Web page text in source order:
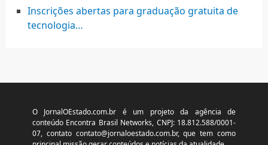
Inscrições abertas para graduação gratuita de
tecnologia…
O JornalOEstado.com.br é um projeto da agência de
conteúdo Encontra Brasil Networks, CNPJ: 18.812.588/0001-
07, contato contato@jornaloestado.com.br, que tem como